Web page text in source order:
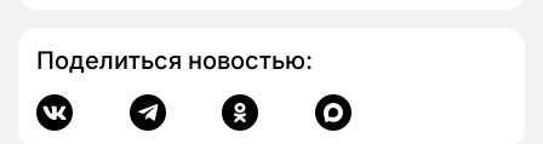
Поделиться новостью: